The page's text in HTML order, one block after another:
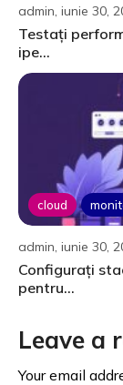
admin, iunie 30,
Testați
ipe...
cloud
admin, iunie 30,
Configurați
pentru...
Leave a
Your email